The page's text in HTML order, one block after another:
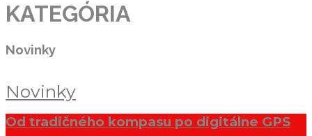
KATEGÓRIA
Novinky
Novinky
Od tradičného kompasu po digitálne GPS